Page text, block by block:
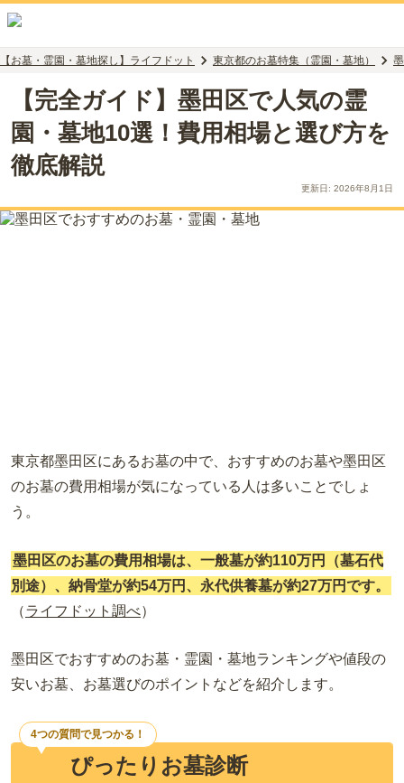
【お墓・霊園・墓地探し】ライフドット 東京都のお墓特集（霊園・墓地）
【完全ガイド】墨田区で人気の霊
園・墓地10選！費用相場と選び方を
徹底解説
更新日: 2026年8月1日
東京都墨田区にあるお墓の中で、おすすめのお墓や墨田区
のお墓の費用相場が気になっている人は多いことでしょ
う。
墨田区のお墓の費用相場は、一般墓が約110万円（墓石代
別途）、納骨堂が約54万円、永代供養墓が約27万円です。
（ライフドット調べ）
墨田区でおすすめのお墓・霊園・墓地ランキングや値段の
安いお墓、お墓選びのポイントなどを紹介します。
ぴったりお墓診断
4つの質問で見つかる！